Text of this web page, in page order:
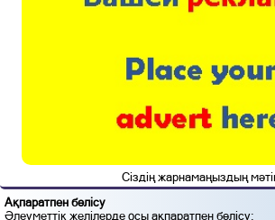
Сіздің жарнамаңыздың
Ақпаратпен бөлісу
Әлеуметтік желілерде осы ақпаратпен бөлісу: